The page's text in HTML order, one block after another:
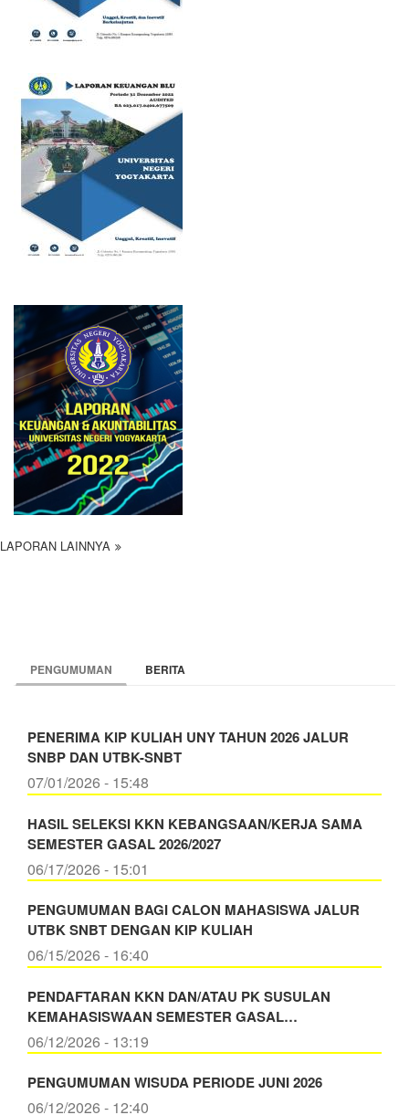
LAPORAN LAINNYA
PENGUMUMAN BERITA
PENERIMA KIP KULIAH UNY TAHUN 2026 JALUR
SNBP DAN UTBK-SNBT
07/01/2026 - 15:48
HASIL SELEKSI KKN KEBANGSAAN/KERJA SAMA
SEMESTER GASAL 2026/2027
06/17/2026 - 15:01
PENGUMUMAN BAGI CALON MAHASISWA JALUR
UTBK SNBT DENGAN KIP KULIAH
06/15/2026 - 16:40
PENDAFTARAN KKN DAN/ATAU PK SUSULAN
KEMAHASISWAAN SEMESTER GASAL…
06/12/2026 - 13:19
PENGUMUMAN WISUDA PERIODE JUNI 2026
06/12/2026 - 12:40